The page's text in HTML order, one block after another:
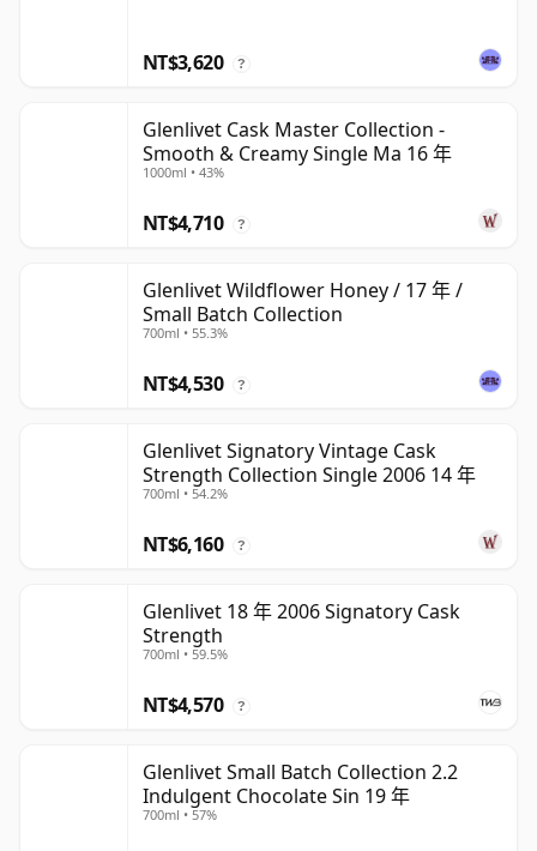
NT$3,620 ?
Glenlivet Cask Master Collection -
Smooth & Creamy Single Ma 16 年
1000ml • 43%
NT$4,710 ?
Glenlivet Wildflower Honey / 17 年 /
Small Batch Collection
700ml • 55.3%
NT$4,530 ?
Glenlivet Signatory Vintage Cask
Strength Collection Single 2006 14 年
700ml • 54.2%
NT$6,160 ?
Glenlivet 18 年 2006 Signatory Cask
Strength
700ml • 59.5%
NT$4,570 ?
Glenlivet Small Batch Collection 2.2
Indulgent Chocolate Sin 19 年
700ml • 57%